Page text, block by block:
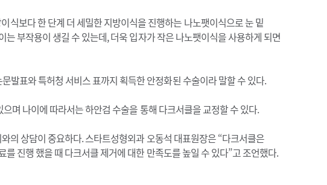
식보다 한 단계 더 세밀한 지방이식을 진행하는 나노팻이식으로 눈 밑
부작용이 생길 수 있는데, 더욱 입자가 작은 나노팻이식을 사용하게 되면
발표와 특허청 서비스 표까지 획득한 안정화된 수술이라 말할 수 있다.
며 나이에 따라서는 하안검 수술을 통해 다크서클을 교정할 수 있다.
의 상담이 중요하다. 스타트성형외과 오동석 대표원장은 “다크서클은
진행 했을 때 다크서클 제거에 대한 만족도를 높일 수 있다”고 조언했다.